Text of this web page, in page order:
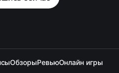
ОбзорыРевьюОнлайн игры